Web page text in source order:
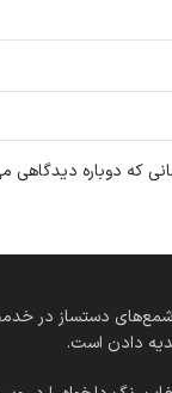
که دوباره دیدگاهی
از ۵ سال سابقه در فروش
دادن است.